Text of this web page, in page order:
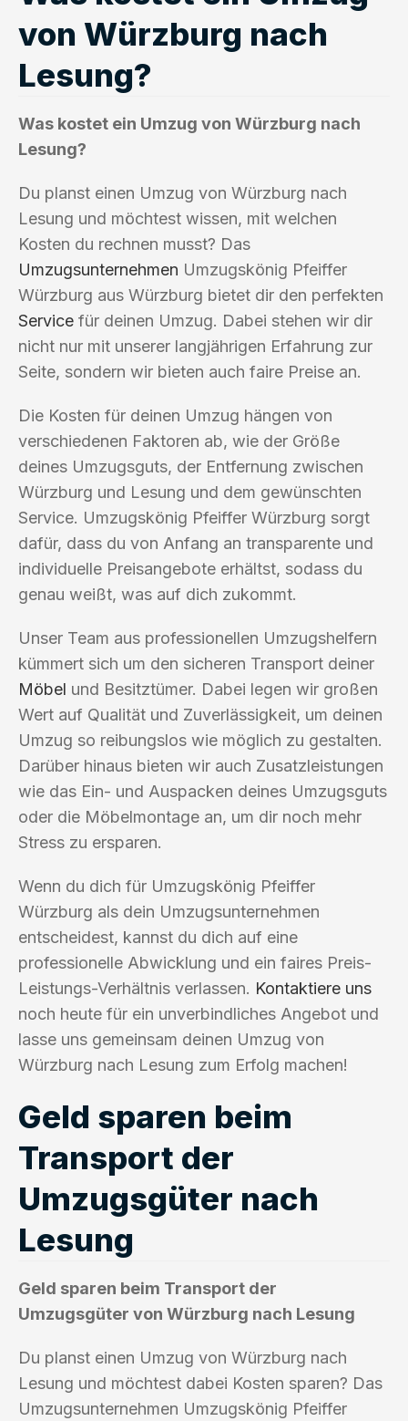
von Würzburg nach
Lesung?
Was kostet ein Umzug von Würzburg nach
Lesung?
Du planst einen Umzug von Würzburg nach
Lesung und möchtest wissen, mit welchen
Kosten du rechnen musst? Das
Umzugsunternehmen Umzugskönig Pfeiffer
Würzburg aus Würzburg bietet dir den perfekten
Service für deinen Umzug. Dabei stehen wir dir
nicht nur mit unserer langjährigen Erfahrung zur
Seite, sondern wir bieten auch faire Preise an.
Die Kosten für deinen Umzug hängen von
verschiedenen Faktoren ab, wie der Größe
deines Umzugsguts, der Entfernung zwischen
Würzburg und Lesung und dem gewünschten
Service. Umzugskönig Pfeiffer Würzburg sorgt
dafür, dass du von Anfang an transparente und
individuelle Preisangebote erhältst, sodass du
genau weißt, was auf dich zukommt.
Unser Team aus professionellen Umzugshelfern
kümmert sich um den sicheren Transport deiner
Möbel und Besitztümer. Dabei legen wir großen
Wert auf Qualität und Zuverlässigkeit, um deinen
Umzug so reibungslos wie möglich zu gestalten.
Darüber hinaus bieten wir auch Zusatzleistungen
wie das Ein- und Auspacken deines Umzugsguts
oder die Möbelmontage an, um dir noch mehr
Stress zu ersparen.
Wenn du dich für Umzugskönig Pfeiffer
Würzburg als dein Umzugsunternehmen
entscheidest, kannst du dich auf eine
professionelle Abwicklung und ein faires Preis-
Leistungs-Verhältnis verlassen. Kontaktiere uns
noch heute für ein unverbindliches Angebot und
lasse uns gemeinsam deinen Umzug von
Würzburg nach Lesung zum Erfolg machen!
Geld sparen beim
Transport der
Umzugsgüter nach
Lesung
Geld sparen beim Transport der
Umzugsgüter von Würzburg nach Lesung
Du planst einen Umzug von Würzburg nach
Lesung und möchtest dabei Kosten sparen? Das
Umzugsunternehmen Umzugskönig Pfeiffer